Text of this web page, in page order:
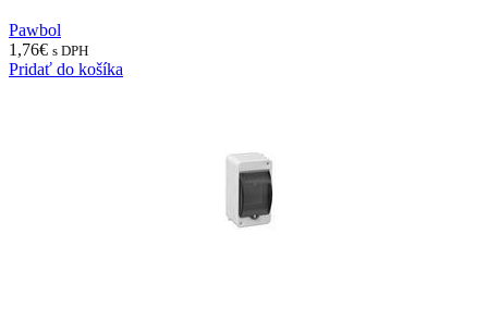
Pawbol
1,76€ s DPH
Pridať do košíka